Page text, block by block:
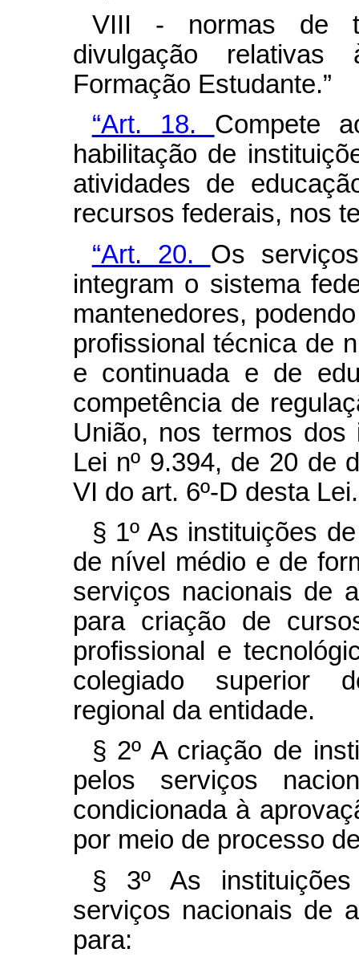
VIII - normas de
divulgação
Formação Estudante.”
“Art. 18. Compete
habilitação de
atividades de
recursos federais, nos
“Art. 20. Os
integram o sistema
mantenedores,
profissional técnica de
e continuada e de
competência de
União, nos termos
Lei nº 9.394, de 20 de
VI do art. 6º-D desta Lei.
§ 1º As instituições
de nível médio e de
serviços nacionais de
para criação de
profissional e
colegiado superior
regional da entidade.
§ 2º A criação de
pelos serviços
condicionada à
por meio de processo
§ 3º As
serviços nacionais de
para: